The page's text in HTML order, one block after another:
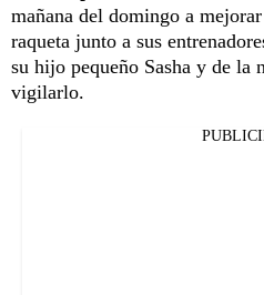
mañana del domingo a
raqueta junto a sus
su hijo pequeño Sasha y de la
vigilarlo.